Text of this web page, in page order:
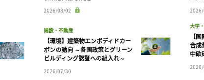
2026/08/02
建設・不動産
【環境】建築物エンボディドカー
ボンの動向 ～各国政策とグリーン
ビルディング認証への組入れ～
2026/07/30
大学
【
合成
中欧